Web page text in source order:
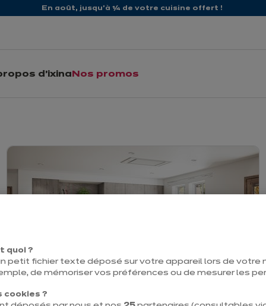
En août, jusqu'à ¼ de votre cuisine offert !
d'ixina Nos promos
quoi ?
petit fichier texte déposé sur votre appareil lors de votre
de mémoriser vos préférences ou de mesurer les
cookies ?